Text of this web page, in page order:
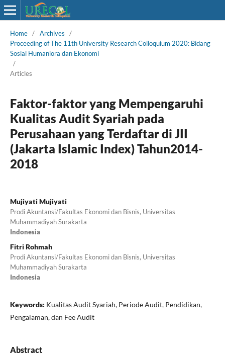
Home / Archives
/
Proceeding of The 11th University Research Colloquium 2020: Bidang
Sosial Humaniora dan Ekonomi
/
Articles
Faktor-faktor yang Mempengaruhi
Kualitas Audit Syariah pada
Perusahaan yang Terdaftar di JII
(Jakarta Islamic Index) Tahun2014-
2018
Mujiyati Mujiyati
Prodi Akuntansi/Fakultas Ekonomi dan Bisnis, Universitas
Muhammadiyah Surakarta
Indonesia
Fitri Rohmah
Prodi Akuntansi/Fakultas Ekonomi dan Bisnis, Universitas
Muhammadiyah Surakarta
Indonesia
Keywords: Kualitas Audit Syariah, Periode Audit, Pendidikan,
Pengalaman, dan Fee Audit
Abstract